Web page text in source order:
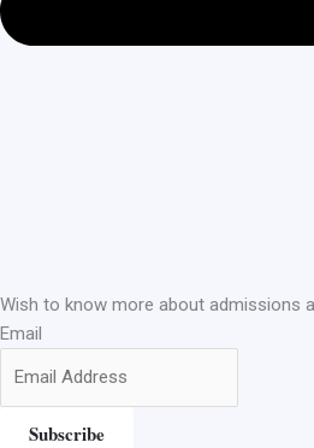
Wish to know more about admissions
Email
Subscribe